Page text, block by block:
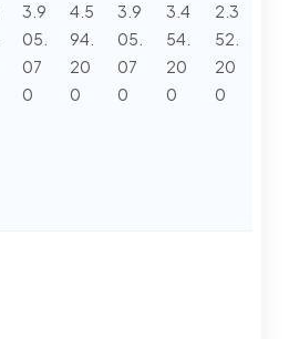
3.9
05.
07
0
4.5
94.
20
0
3.9
05.
07
0
3.4
54.
20
0
2.3
52.
20
0